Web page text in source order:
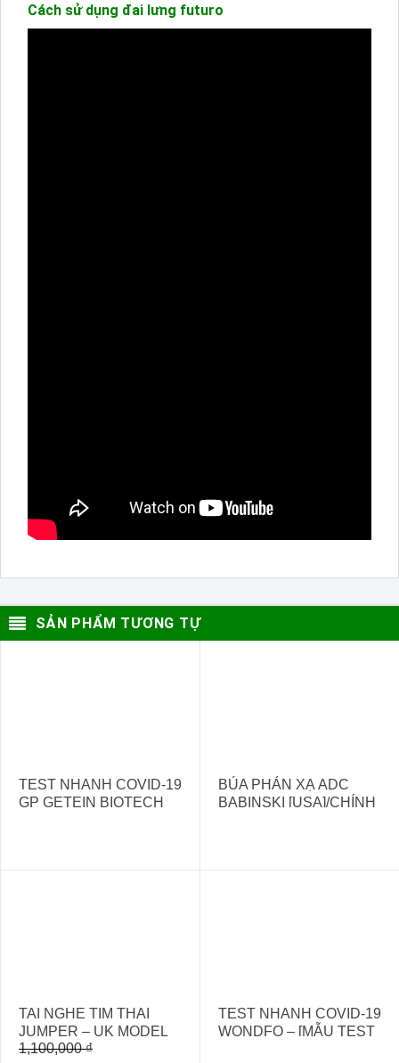
Cách sử dụng đai lưng futuro
SẢN PHẨM TƯƠNG TỰ
TEST NHANH COVID-19
GP GETEIN BIOTECH
BÚA PHẢN XẠ ADC
BABINSKI [USA]/CHÍNH
TAI NGHE TIM THAI
JUMPER – UK MODEL
100B
1,100,000₫
TEST NHANH COVID-19
WONDFO – [MẪU TEST